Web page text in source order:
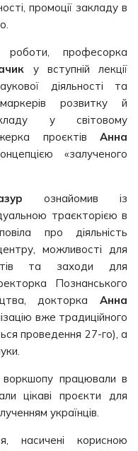
промоції закладу в
професорка
у вступній лекції
діяльності та
розвитку й
у світовому
проєктів Анна
«залученого
ознайомив із
траєкторією в
про діяльність
можливості для
та заходи для
Познанського
докторка Анна
вже традиційного
проведення 27-го), а
воркшопу працювали в
цікаві проєкти для
українців.
насичені корисною